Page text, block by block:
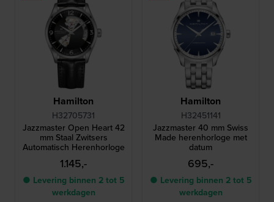
Hamilton
H32705731
Jazzmaster Open Heart 42
mm Staal Zwitsers
Automatisch Herenhorloge
1.145,-
● Levering binnen 2 tot 5
werkdagen
Hamilton
H32451141
Jazzmaster 40 mm Swiss
Made herenhorloge met
datum
695,-
● Levering binnen 2 tot 5
werkdagen